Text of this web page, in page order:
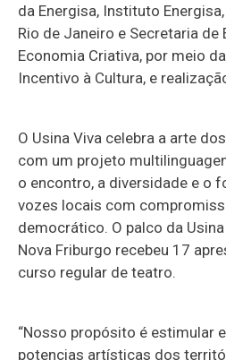
da Energisa, Instituto
Rio de Janeiro e Secretaria de
Economia Criativa, por meio
Incentivo à Cultura, e
O Usina Viva celebra a arte
com um projeto
o encontro, a diversidade e o
vozes locais com
democrático. O palco da
Nova Friburgo recebeu 17
curso regular de teatro.
“Nosso propósito é estimular
potencias artísticas dos